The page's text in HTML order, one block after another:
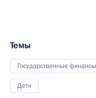
Темы
Государственные финансы
Дети